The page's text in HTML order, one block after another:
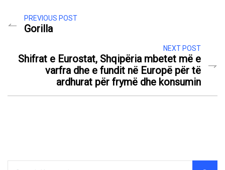
PREVIOUS POST
Gorilla
NEXT POST
Shifrat e Eurostat, Shqipëria mbetet më e
varfra dhe e fundit në Europë për të
ardhurat për frymë dhe konsumin